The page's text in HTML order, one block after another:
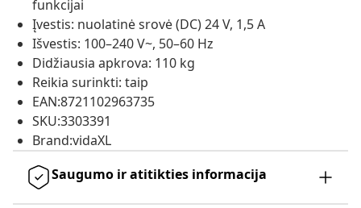
funkcijai
Įvestis: nuolatinė srovė (DC) 24 V, 1,5 A
Išvestis: 100–240 V~, 50–60 Hz
Didžiausia apkrova: 110 kg
Reikia surinkti: taip
EAN:8721102963735
SKU:3303391
Brand:vidaXL
Saugumo ir atitikties informacija